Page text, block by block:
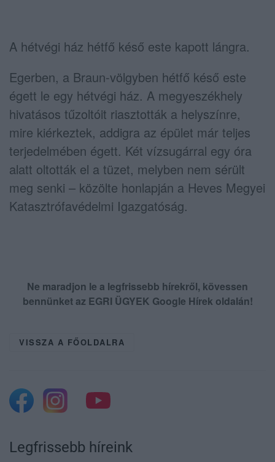
A hétvégi ház hétfő késő este kapott lángra.
Egerben, a Braun-völgyben hétfő késő este
égett le egy hétvégi ház. A megyeszékhely
hivatásos tűzoltóit riasztották a helyszínre,
mire kiérkeztek, addigra az épület már teljes
terjedelmében égett. Két vízsugárral egy óra
alatt oltották el a tüzet, melyben nem sérült
meg senki – közölte honlapján a Heves Megyei
Katasztrófavédelmi Igazgatóság.
Ne maradjon le a legfrissebb hírekről, kövessen
bennünket az EGRI ÜGYEK Google Hírek oldalán!
VISSZA A FŐOLDALRA
Legfrissebb híreink